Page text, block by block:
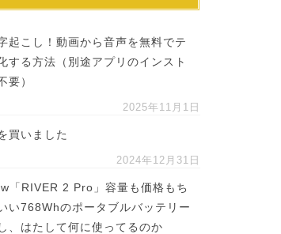
起こし！動画から音声を無料でテ
する方法（別途アプリのインスト
要）
2025年11月1日
買いました
2024年12月31日
「RIVER 2 Pro」容量も価格もち
い768Whのポータブルバッテリー
、はたして何に使ってるのか